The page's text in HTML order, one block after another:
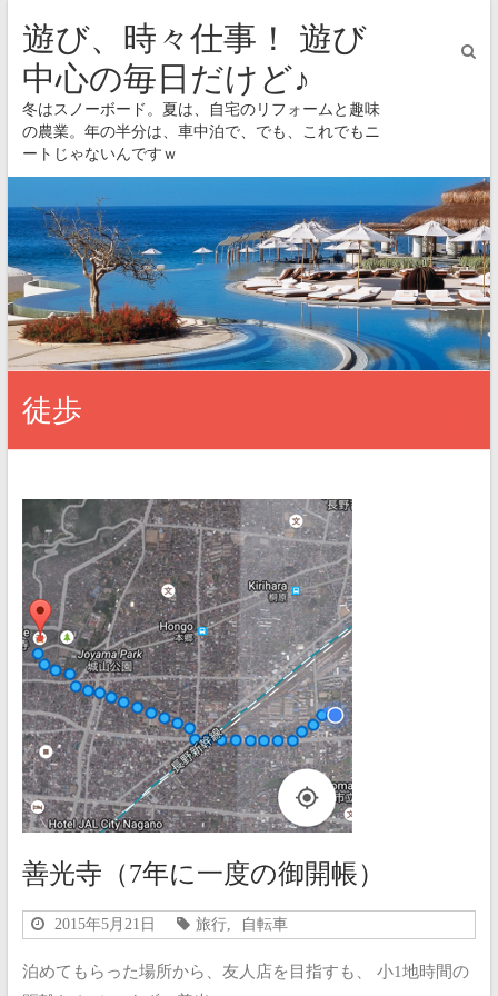
遊び、時々仕事！ 遊び
中心の毎日だけど♪
冬はスノーボード。夏は、自宅のリフォームと趣味
の農業。年の半分は、車中泊で、でも、これでもニ
ートじゃないんですｗ
徒歩
善光寺（7年に一度の御開帳）
2015年5月21日 旅行, 自転車
泊めてもらった場所から、友人店を目指すも、 小1地時間の